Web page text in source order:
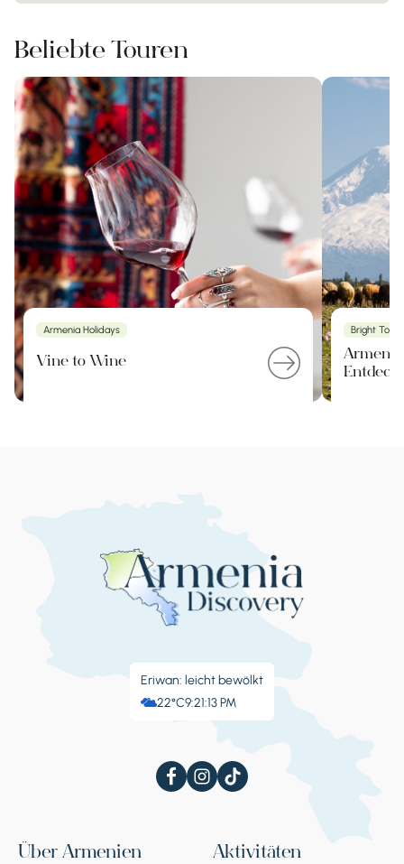
Beliebte Touren
Armenia Holidays
Vine to Wine
Bright Tour
Eriwan: leicht bewölkt
22°C9:21:14 PM
Über Armenien Aktivitäten